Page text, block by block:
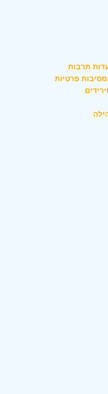
תרבות
פרטיות